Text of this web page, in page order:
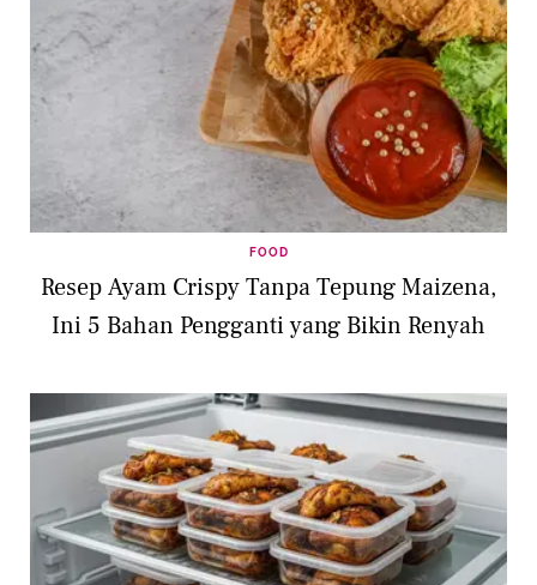
FOOD
Resep Ayam Crispy Tanpa Tepung Maizena,
Ini 5 Bahan Pengganti yang Bikin Renyah